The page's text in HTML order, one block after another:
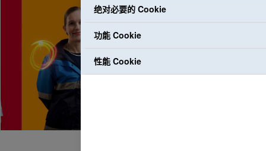
绝对必要的 Cookie
功能 Cookie
性能 Cookie